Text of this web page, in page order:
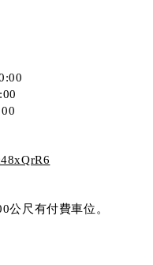
公尺有付費車位。